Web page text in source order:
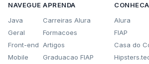
NAVEGUE
Java
Geral
Front-end
Mobile
APRENDA
Carreiras Alura
Formacoes
Artigos
Graduacao FIAP
Alura
FIAP
Casa do